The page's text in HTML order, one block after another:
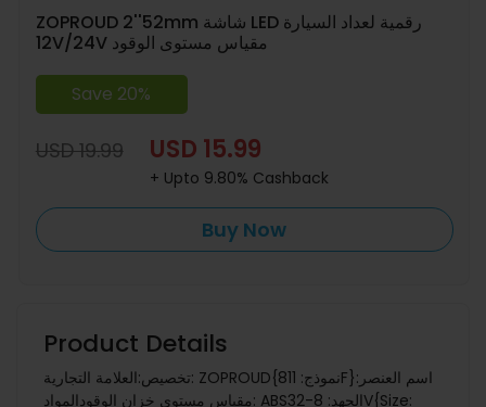
ZOPROUD 2''52mm شاشة LED رقمية لعداد السيارة
12V/24V مقياس مستوى الوقود
Save 20%
USD 19.99 USD 15.99
+ Upto 9.80% Cashback
Buy Now
Product Details
تخصيص:العلامة التجارية: ZOPROUD{نموذج: 811F}اسم العنصر:
مقياس مستوى خزان الوقودالمواد: ABSالجهد: 8-32V{Size: